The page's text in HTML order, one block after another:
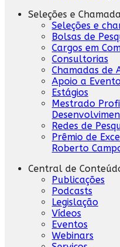
Seleções e
Seleções e
Bolsas de
Cargos em
Consultorias
Chamadas de
Apoio a
Estágios
Mestrado
Redes de
Prêmio de
Roberto
Central de
Publicações
Podcasts
Legislação
Vídeos
Eventos
Webinars